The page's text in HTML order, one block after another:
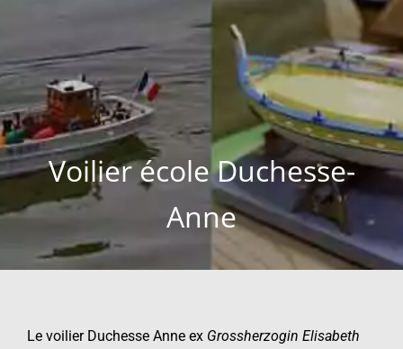
Voilier école Duchesse-
Anne
Le voilier Duchesse Anne ex Grossherzogin Elisabeth